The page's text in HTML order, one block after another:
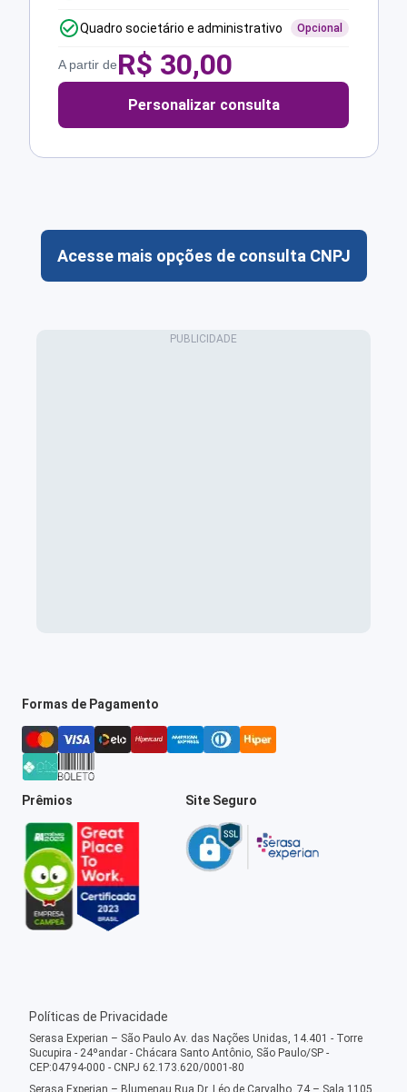
Quadro societário e administrativo Opcional
A partir deR$ 30,00
Personalizar consulta
Acesse mais opções de consulta CNPJ
Formas de Pagamento
Prêmios Site Seguro
Políticas de Privacidade
Serasa Experian – São Paulo Av. das Nações Unidas, 14.401 - Torre
Sucupira - 24ºandar - Chácara Santo Antônio, São Paulo/SP -
CEP:04794-000 - CNPJ 62.173.620/0001-80
Serasa Experian – Blumenau Rua Dr. Léo de Carvalho, 74 – Sala 1105